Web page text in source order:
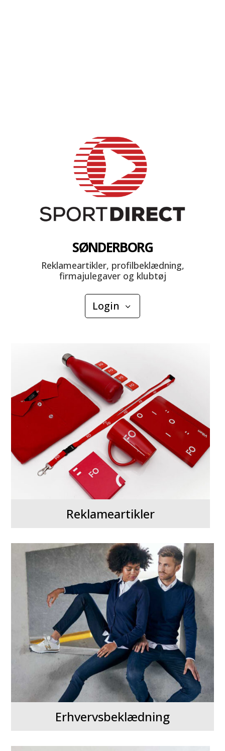
SØNDERBORG
Reklameartikler, profilbeklædning,
firmajulegaver og klubtøj
Login
Reklameartikler
Erhvervsbeklædning